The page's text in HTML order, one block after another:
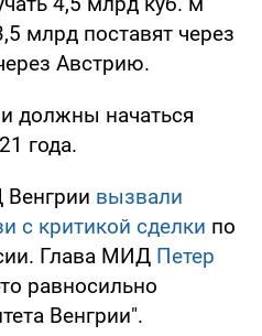
млрд поставят через
Австрию.
должны начаться
года.
вызвали
с критикой сделки по
Глава МИД Петер
равносильно
Венгрии".